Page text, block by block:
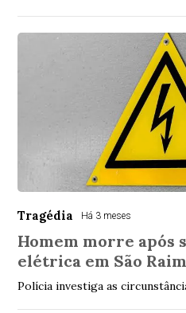
Tragédia Há 3 meses
Homem morre após
elétrica em São
Polícia investiga as